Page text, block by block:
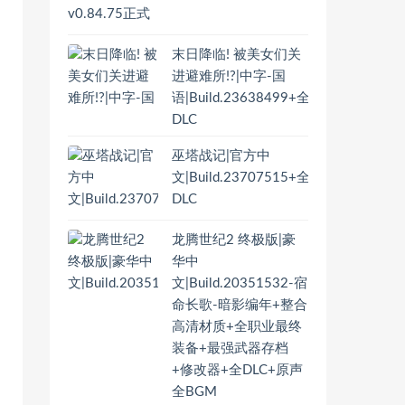
末日降临! 被美女们关
进避难所!?|中字-国
语|Build.23638499+全
DLC
巫塔战记|官方中
文|Build.23707515+全
DLC
龙腾世纪2 终极版|豪
华中
文|Build.20351532-宿
命长歌-暗影编年+整合
高清材质+全职业最终
装备+最强武器存档
+修改器+全DLC+原声
全BGM